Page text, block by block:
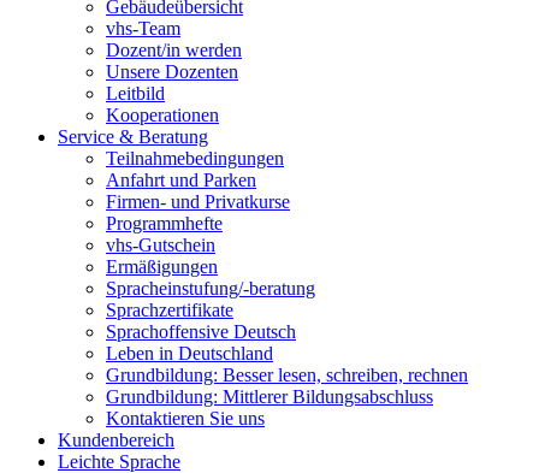
Gebäudeübersicht
vhs-Team
Dozent/in werden
Unsere Dozenten
Leitbild
Kooperationen
Service & Beratung
Teilnahmebedingungen
Anfahrt und Parken
Firmen- und Privatkurse
Programmhefte
vhs-Gutschein
Ermäßigungen
Spracheinstufung/-beratung
Sprachzertifikate
Sprachoffensive Deutsch
Leben in Deutschland
Grundbildung: Besser lesen, schreiben, rechnen
Grundbildung: Mittlerer Bildungsabschluss
Kontaktieren Sie uns
Kundenbereich
Leichte Sprache